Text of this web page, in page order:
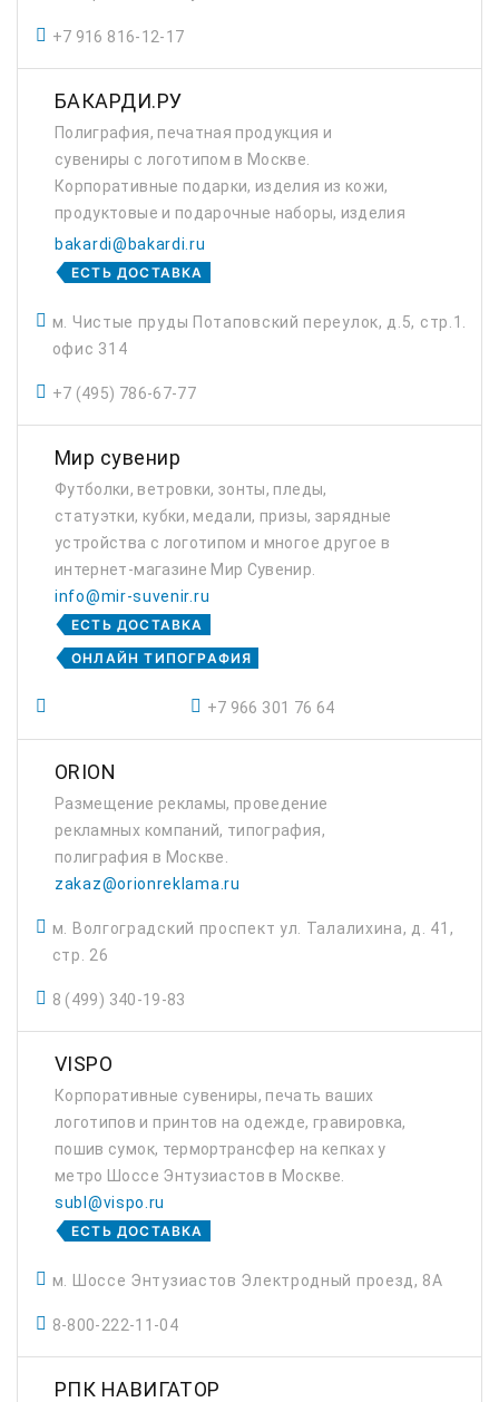
+7 916 816-12-17
БАКАРДИ.РУ
Полиграфия, печатная продукция и
сувениры с логотипом в Москве.
Корпоративные подарки, изделия из кожи,
продуктовые и подарочные наборы, изделия
из пластика.
bakardi@bakardi.ru
ЕСТЬ ДОСТАВКА
м. Чистые пруды Потаповский переулок, д.5, стр.1.
офис 314
+7 (495) 786-67-77
Мир сувенир
Футболки, ветровки, зонты, пледы,
статуэтки, кубки, медали, призы, зарядные
устройства с логотипом и многое другое в
интернет-магазине Мир Сувенир.
info@mir-suvenir.ru
ЕСТЬ ДОСТАВКА
ОНЛАЙН ТИПОГРАФИЯ
+7 966 301 76 64
ORION
Размещение рекламы, проведение
рекламных компаний, типография,
полиграфия в Москве.
zakaz@orionreklama.ru
м. Волгоградский проспект ул. Талалихина, д. 41,
стр. 26
8 (499) 340-19-83
VISPO
Корпоративные сувениры, печать ваших
логотипов и принтов на одежде, гравировка,
пошив сумок, термортрансфер на кепках у
метро Шоссе Энтузиастов в Москве.
subl@vispo.ru
ЕСТЬ ДОСТАВКА
м. Шоссе Энтузиастов Электродный проезд, 8А
8-800-222-11-04
РПК НАВИГАТОР